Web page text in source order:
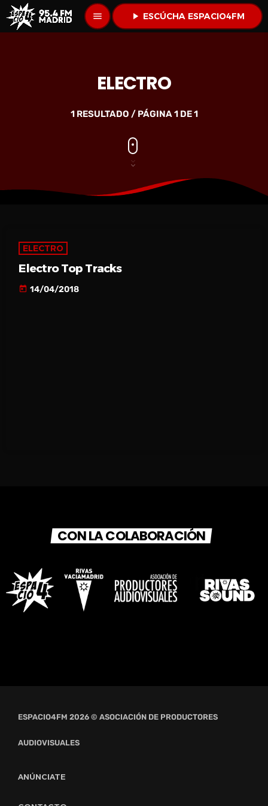
menu play_arrow ESCÚCHA ESPACIO4FM
ELECTRO
1 RESULTADO / PÁGINA 1 DE 1
ELECTRO
Electro Top Tracks
today 14/04/2018
CON LA COLABORACIÓN
ESPACIO4FM 2026 © ASOCIACIÓN DE PRODUCTORES
AUDIOVISUALES
ANÚNCIATE